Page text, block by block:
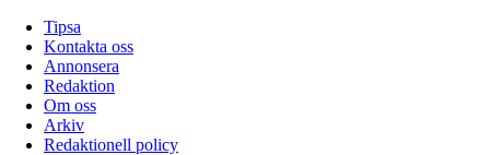
Tipsa
Kontakta oss
Annonsera
Redaktion
Om oss
Arkiv
Redaktionell policy